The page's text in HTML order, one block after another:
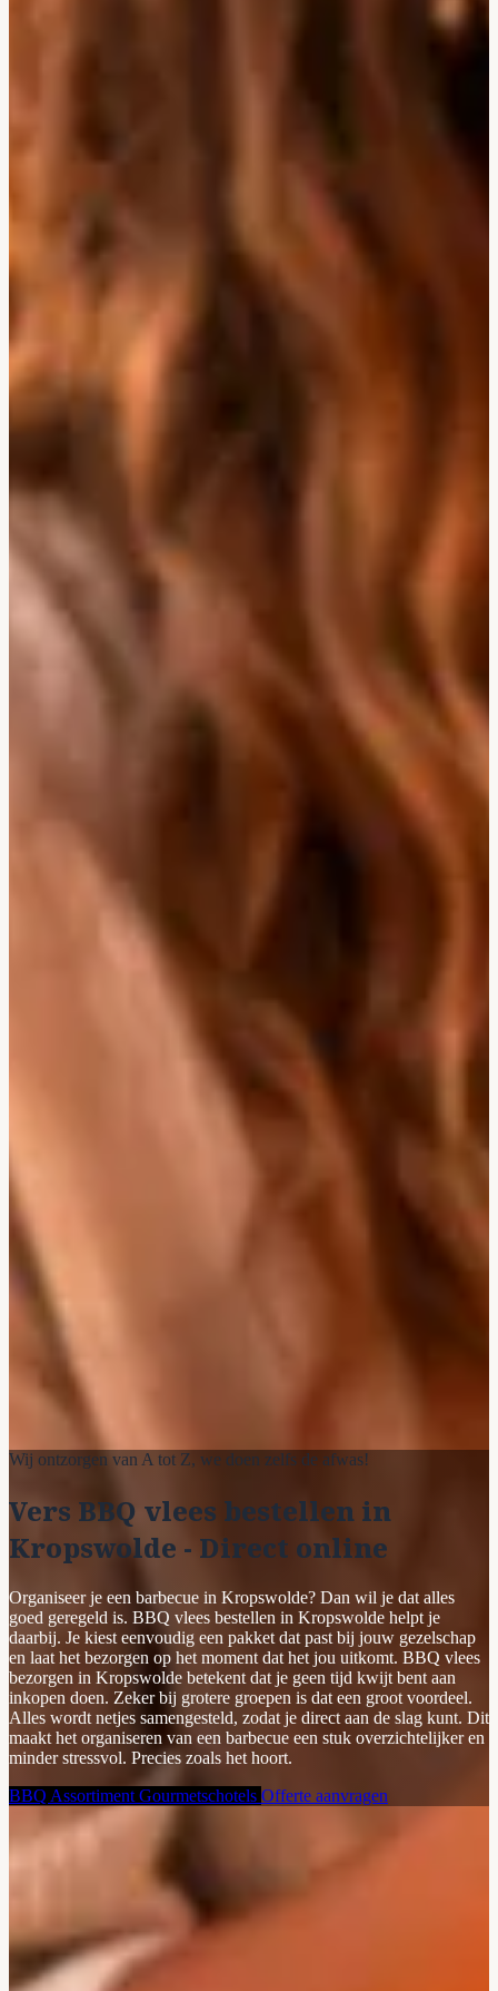
Wij ontzorgen van A tot Z, we doen zelfs de afwas!
Vers BBQ vlees bestellen in
Kropswolde - Direct online
Organiseer je een barbecue in Kropswolde? Dan wil je dat alles
goed geregeld is. BBQ vlees bestellen in Kropswolde helpt je
daarbij. Je kiest eenvoudig een pakket dat past bij jouw gezelschap
en laat het bezorgen op het moment dat het jou uitkomt. BBQ vlees
bezorgen in Kropswolde betekent dat je geen tijd kwijt bent aan
inkopen doen. Zeker bij grotere groepen is dat een groot voordeel.
Alles wordt netjes samengesteld, zodat je direct aan de slag kunt. Dit
maakt het organiseren van een barbecue een stuk overzichtelijker en
minder stressvol. Precies zoals het hoort.
BBQ Assortiment Gourmetschotels Offerte aanvragen